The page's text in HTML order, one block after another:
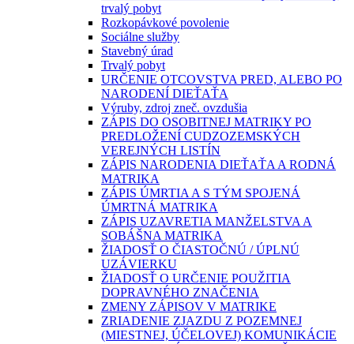
trvalý pobyt
Rozkopávkové povolenie
Sociálne služby
Stavebný úrad
Trvalý pobyt
URČENIE OTCOVSTVA PRED, ALEBO PO
NARODENÍ DIEŤAŤA
Výruby, zdroj zneč. ovzdušia
ZÁPIS DO OSOBITNEJ MATRIKY PO
PREDLOŽENÍ CUDZOZEMSKÝCH
VEREJNÝCH LISTÍN
ZÁPIS NARODENIA DIEŤAŤA A RODNÁ
MATRIKA
ZÁPIS ÚMRTIA A S TÝM SPOJENÁ
ÚMRTNÁ MATRIKA
ZÁPIS UZAVRETIA MANŽELSTVA A
SOBÁŠNA MATRIKA
ŽIADOSŤ O ČIASTOČNÚ / ÚPLNÚ
UZÁVIERKU
ŽIADOSŤ O URČENIE POUŽITIA
DOPRAVNÉHO ZNAČENIA
ZMENY ZÁPISOV V MATRIKE
ZRIADENIE ZJAZDU Z POZEMNEJ
(MIESTNEJ, ÚČELOVEJ) KOMUNIKÁCIE